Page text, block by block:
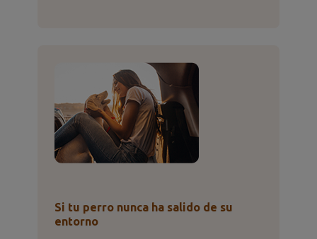
Si tu perro nunca ha salido de su
entorno